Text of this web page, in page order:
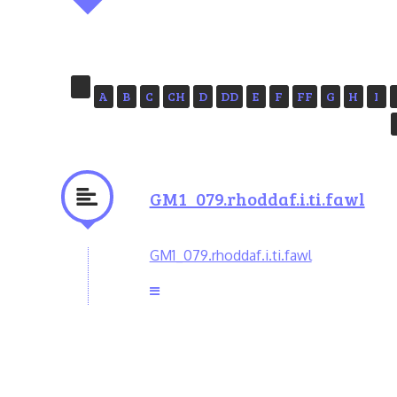
A B C CH D DD E F FF G H I
GM1_079.rhoddaf.i.ti.fawl
GM1_079.rhoddaf.i.ti.fawl